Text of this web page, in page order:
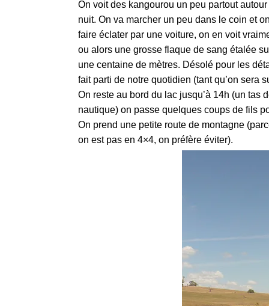
On voit des kangourou un peu partout
nuit. On va marcher un peu dans le coin et
faire éclater par une voiture, on en voit
ou alors une grosse flaque de sang étalée
une centaine de mètres. Désolé pour les
fait parti de notre quotidien (tant qu’on sera
On reste au bord du lac jusqu’à 14h (un tas
nautique) on passe quelques coups de fils
On prend une petite route de montagne
on est pas en 4×4, on préfère éviter).